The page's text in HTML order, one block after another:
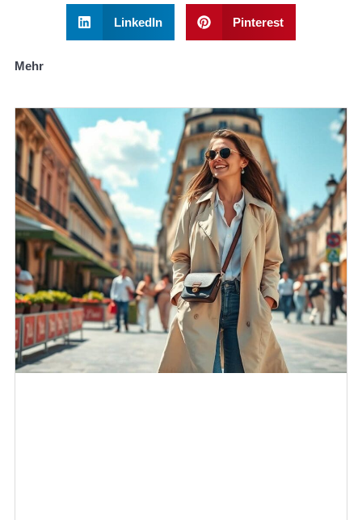
LinkedIn Pinterest
Mehr